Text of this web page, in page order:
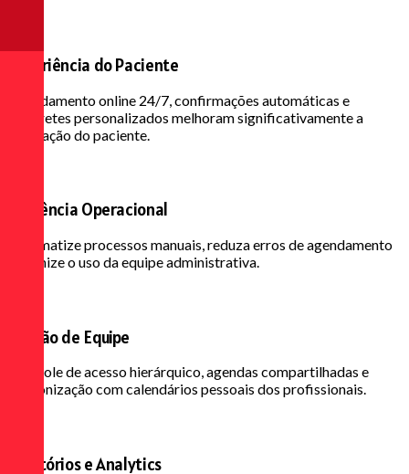
Experiência do Paciente
Agendamento online 24/7, confirmações automáticas e
lembretes personalizados melhoram significativamente a
satisfação do paciente.
Eficiência Operacional
Automatize processos manuais, reduza erros de agendamento
e otimize o uso da equipe administrativa.
Gestão de Equipe
Controle de acesso hierárquico, agendas compartilhadas e
sincronização com calendários pessoais dos profissionais.
Relatórios e Analytics